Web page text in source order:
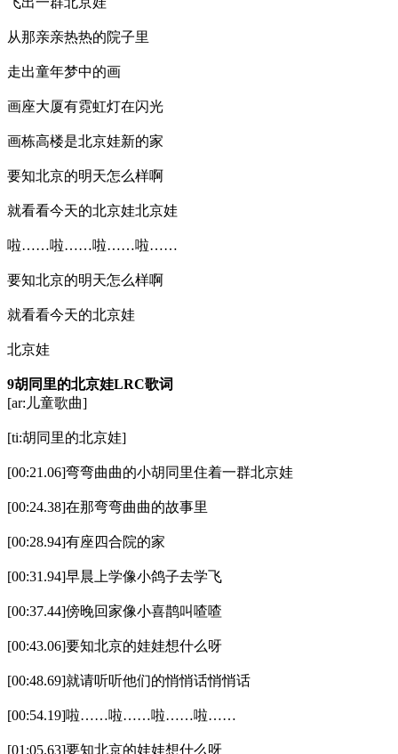
从那亲亲热热的院子里
走出童年梦中的画
画座大厦有霓虹灯在闪光
画栋高楼是北京娃新的家
要知北京的明天怎么样啊
就看看今天的北京娃北京娃
啦……啦……啦……啦……
要知北京的明天怎么样啊
就看看今天的北京娃
北京娃
9胡同里的北京娃LRC歌词
[ar:儿童歌曲]
[ti:胡同里的北京娃]
[00:21.06]弯弯曲曲的小胡同里住着一群北京娃
[00:24.38]在那弯弯曲曲的故事里
[00:28.94]有座四合院的家
[00:31.94]早晨上学像小鸽子去学飞
[00:37.44]傍晚回家像小喜鹊叫喳喳
[00:43.06]要知北京的娃娃想什么呀
[00:48.69]就请听听他们的悄悄话悄悄话
[00:54.19]啦……啦……啦……啦……
[01:05.63]要知北京的娃娃想什么呀